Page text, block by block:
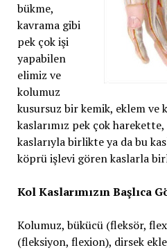
bükme,
kavrama gibi
pek çok işi
yapabilen
elimiz ve
kolumuz
kusursuz bir kemik, eklem ve
kaslarımız pek çok
kaslarıyla birlikte ya da bu
köprü işlevi gören kaslarla
Kol Kaslarımızın Başlıca
Kolumuz, bükücü (fleksör,
(fleksiyon, flexion), dirsek